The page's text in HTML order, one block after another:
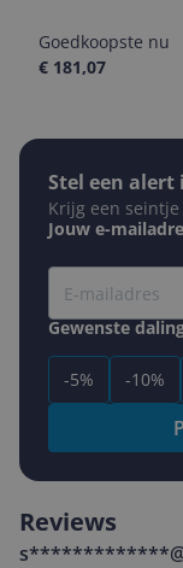
Goedkoopste nu
€ 181,07
Stel een alert
Krijg een
Jouw e-
Gewenste
-5% -10%
Reviews